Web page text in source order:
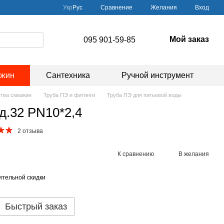
Укр Рус Сравнение Желания Вход
095 901-59-85 Мой заказ
Сантехника Ручной инструмент
скважин Труба ПЭ и фитинги Труба ПЭ для питьевой воды
PN10*2,4
2 отзыва
К сравнению В желания
скидки
Быстрый заказ